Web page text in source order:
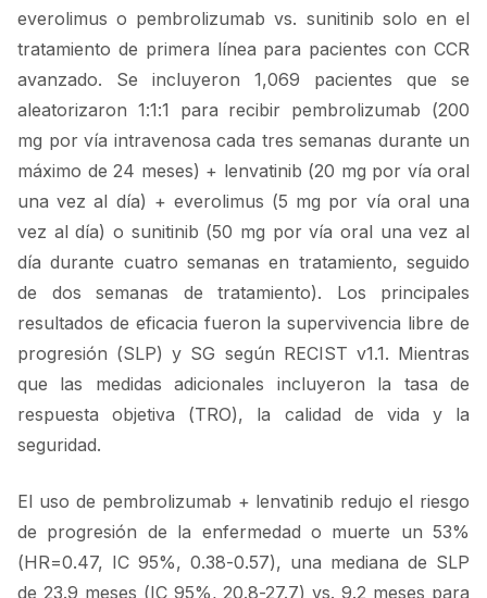
everolimus o pembrolizumab vs. sunitinib solo en el
tratamiento de primera línea para pacientes con CCR
avanzado. Se incluyeron 1,069 pacientes que se
aleatorizaron 1:1:1 para recibir pembrolizumab (200
mg por vía intravenosa cada tres semanas durante un
máximo de 24 meses) + lenvatinib (20 mg por vía oral
una vez al día) + everolimus (5 mg por vía oral una
vez al día) o sunitinib (50 mg por vía oral una vez al
día durante cuatro semanas en tratamiento, seguido
de dos semanas de tratamiento). Los principales
resultados de eficacia fueron la supervivencia libre de
progresión (SLP) y SG según RECIST v1.1. Mientras
que las medidas adicionales incluyeron la tasa de
respuesta objetiva (TRO), la calidad de vida y la
seguridad.
El uso de pembrolizumab + lenvatinib redujo el riesgo
de progresión de la enfermedad o muerte un 53%
(HR=0.47, IC 95%, 0.38-0.57), una mediana de SLP
de 23.9 meses (IC 95%, 20.8-27.7) vs. 9.2 meses para